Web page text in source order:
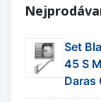
dvojdřezy,
variantách a
Jak
Set
45 S
Daras